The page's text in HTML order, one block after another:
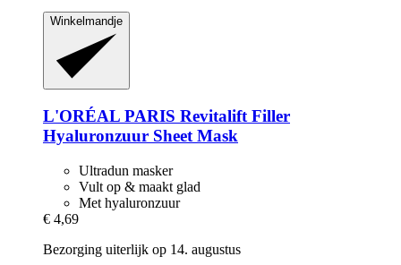
Winkelmandje
L'ORÉAL PARIS Revitalift Filler
Hyaluronzuur Sheet Mask
Ultradun masker
Vult op & maakt glad
Met hyaluronzuur
€ 4,69
Bezorging uiterlijk op 14. augustus